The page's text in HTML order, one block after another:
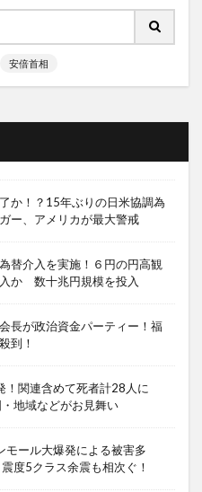
安倍首相
か！？15年ぶりの日米協調為
ー、アメリカが最大警戒
替介入を実施！６円の円高観
か 数十兆円規模を投入
長が政治資金パーティー！福
到！
！関連含めて死者計28人に
地域などがお見舞い
モール大爆発による被害多
度5クラス余震も相次ぐ！